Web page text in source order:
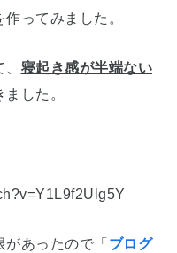
ってみました。
寝起き感が半端ない
した。
あったので「 ブログ